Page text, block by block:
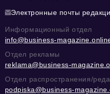
Электронные почты
Информационный отдел
info@business-
Отдел рекламы
reklama@business-
Отдел распространения/
podpiska@business-